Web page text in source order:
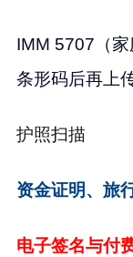
IMM 5707（
条形码后再上传
护照扫描
资金证明、旅
电子签名与付